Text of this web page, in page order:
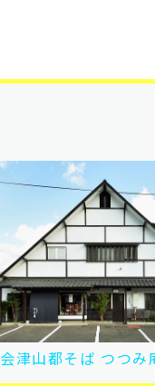
会津山都そば つつみ